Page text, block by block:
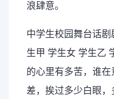
浪肆意。
中学生校园舞台话
生甲 学生女 学生乙
的心里有多苦，谁
差，挨过多少白眼